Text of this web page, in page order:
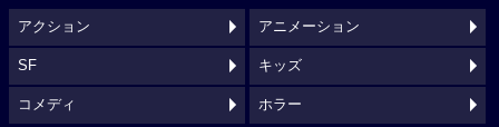
アクション アニメーション
SF キッズ
コメディ ホラー